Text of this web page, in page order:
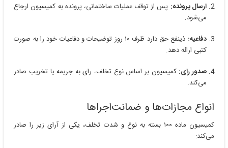
ارسال پرونده: پس از توقف عملیات ساختمانی، پرونده به کمیسیون ارجاع
می‌شود.
دفاعیه:
ذینفع حق دارد ظرف ۱۰ روز توضیحات و دفاعیات خود را به صورت
کتبی ارائه دهد.
صدور رای: کمیسیون بر اساس نوع تخلف، رای به جریمه یا تخریب صادر
می‌کند.
انواع مجازات‌ها و ضمانت‌اجراها
کمیسیون ماده ۱۰۰ بسته به نوع و شدت تخلف، یکی از آرای زیر را صادر
می‌کند: